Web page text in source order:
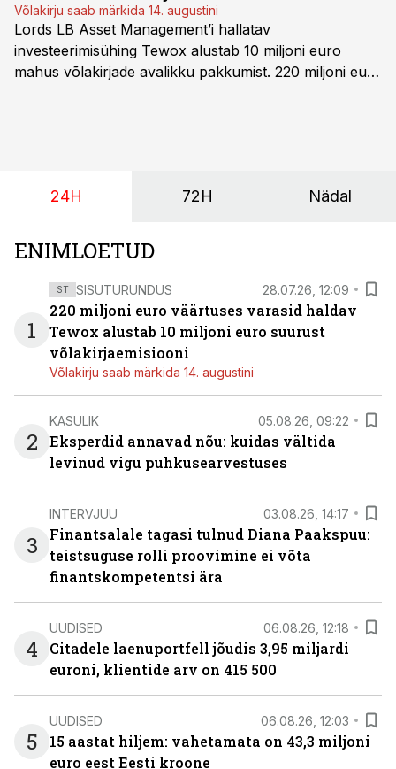
Võlakirju saab märkida 14. augustini
Lords LB Asset Management’i hallatav
investeerimisühing Tewox alustab 10 miljoni euro
mahus võlakirjade avalikku pakkumist. 220 miljoni euro
24H 72H Nädal
ENIMLOETUD
1
ST SISUTURUNDUS 28.07.26, 12:09
220 miljoni euro väärtuses varasid haldav
Tewox alustab 10 miljoni euro suurust
võlakirjaemisiooni
Võlakirju saab märkida 14. augustini
2
KASULIK 05.08.26, 09:22
Eksperdid annavad nõu: kuidas vältida
levinud vigu puhkusearvestuses
3
INTERVJUU 03.08.26, 14:17
Finantsalale tagasi tulnud Diana Paakspuu:
teistsuguse rolli proovimine ei võta
finantskompetentsi ära
4
UUDISED 06.08.26, 12:18
Citadele laenuportfell jõudis 3,95 miljardi
euroni, klientide arv on 415 500
5
UUDISED 06.08.26, 12:03
15 aastat hiljem: vahetamata on 43,3 miljoni
euro eest Eesti kroone